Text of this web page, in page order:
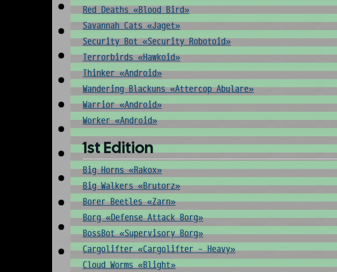
Red Deaths «Blood Bird»
Savannah Cats «Jaget»
Security Bot «Security Robotoid»
Terrorbirds «Hawkoid»
Thinker «Android»
Wandering Blackuns «Attercop Abulare»
Warrior «Android»
Worker «Android»
1st Edition
Big Horns «Rakox»
Big Walkers «Brutorz»
Borer Beetles «Zarn»
Borg «Defense Attack Borg»
BossBot «Supervisory Borg»
Cargolifter «Cargolifter - Heavy»
Cloud Worms «Blight»